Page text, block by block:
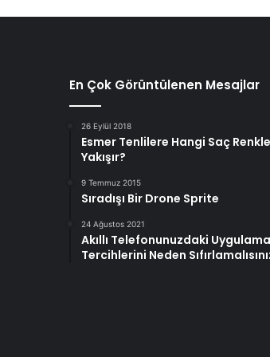
En Çok Görüntülenen Mesajlar
26 Eylül 2018
Esmer Tenlilere Hangi Saç
Yakışır?
9 Temmuz 2015
Sıradışı Bir Drone Sprite
24 Ağustos 2021
Akıllı Telefonunuzdaki Uygulama
Tercihlerini Neden